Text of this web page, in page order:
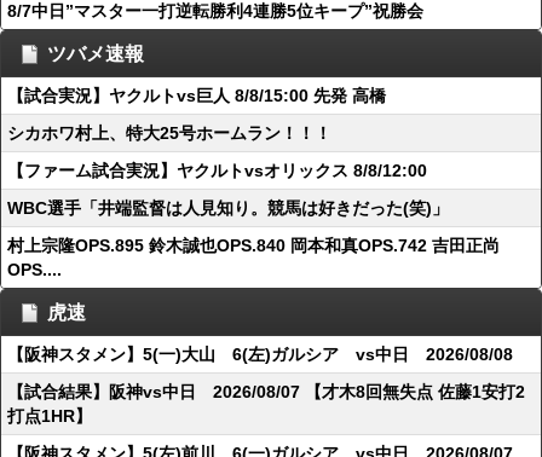
8/7中日”マスター一打逆転勝利4連勝5位キープ”祝勝会
ツバメ速報
【試合実況】ヤクルトvs巨人 8/8/15:00 先発 高橋
シカホワ村上、特大25号ホームラン！！！
【ファーム試合実況】ヤクルトvsオリックス 8/8/12:00
WBC選手「井端監督は人見知り。競馬は好きだった(笑)」
村上宗隆OPS.895 鈴木誠也OPS.840 岡本和真OPS.742 吉田正尚
OPS....
虎速
【阪神スタメン】5(一)大山 6(左)ガルシア vs中日 2026/08/08
【試合結果】阪神vs中日 2026/08/07 【才木8回無失点 佐藤1安打2
打点1HR】